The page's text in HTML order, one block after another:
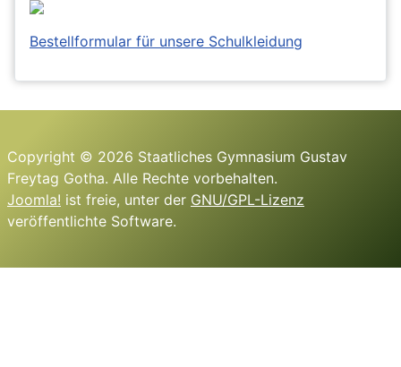
Bestellformular für unsere Schulkleidung
Copyright © 2026 Staatliches Gymnasium Gustav
Freytag Gotha. Alle Rechte vorbehalten.
Joomla! ist freie, unter der GNU/GPL-Lizenz
veröffentlichte Software.